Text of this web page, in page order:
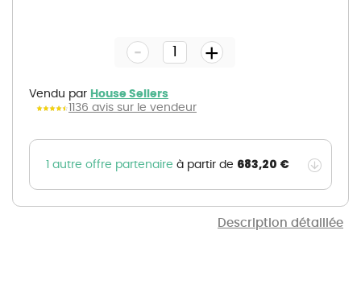
Description détaillée
gallery
Vendu par House Sellers
1136 avis sur le vendeur
- +
1 autre offre partenaire à partir de 683,20 €